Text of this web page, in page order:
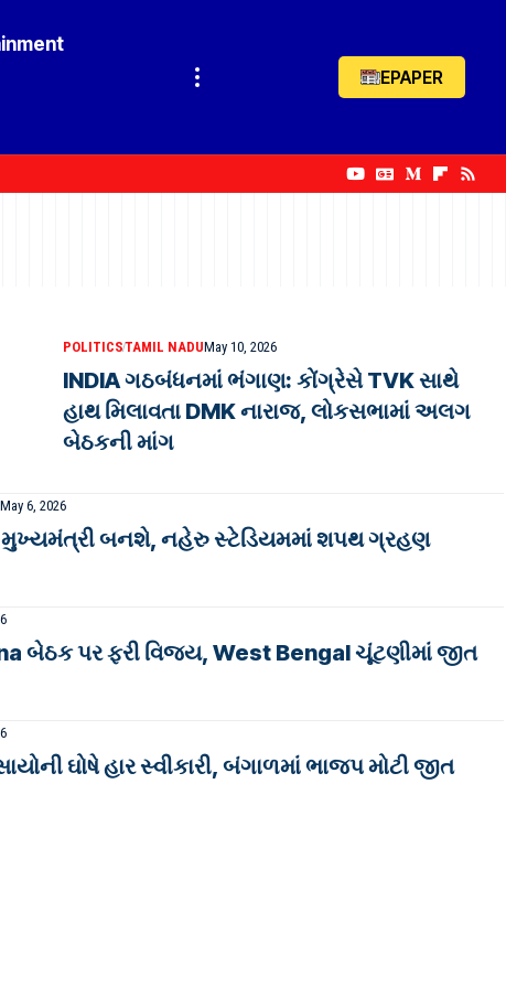
EPAPER
POLITICSTAMIL NADUMay 10, 2026
INDIA ગઠબંધનમાં ભંગાણ: કોંગ્રેસે TVK સાથે
હાથ મિલાવતા DMK નારાજ, લોકસભામાં અલગ
બેઠકની માંગ
May 6, 2026
મુખ્યમંત્રી બનશે, નહેરુ સ્ટેડિયમમાં શપથ ગ્રહણ
બેઠક પર ફરી વિજય, West Bengal ચૂંટણીમાં જીત
ઘોષે હાર સ્વીકારી, બંગાળમાં ભાજપ મોટી જીત